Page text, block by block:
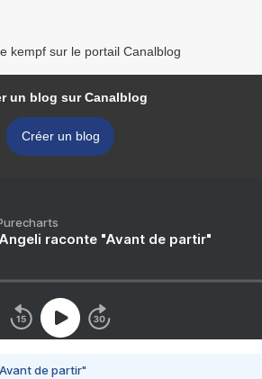
kempf sur le portail Canalblog
un blog sur Canalblog
Créer un blog
raconte "Avant de partir"
de partir"